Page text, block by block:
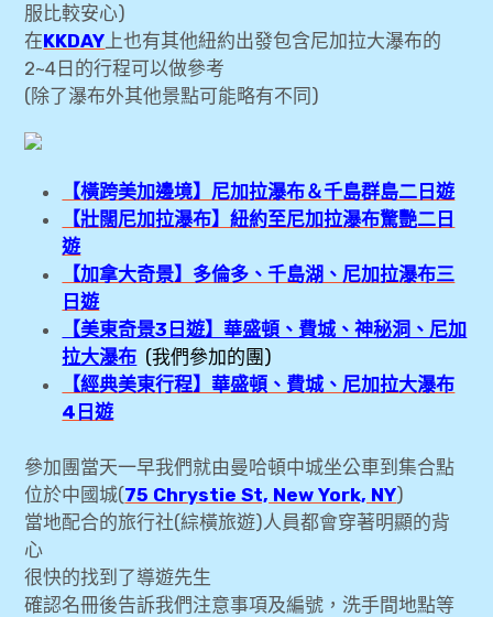
[美東3日遊] 華盛頓、費城、神秘洞、尼加
拉大瀑布 (第三天)
東南亞旅遊
child
menu
網站地圖 child
menu
歐洲旅遊 menu
服比較安心)
在KKDAY上也有其他紐約出發包含尼加拉大瀑布的
2~4日的行程可以做參考
(除了瀑布外其他景點可能略有不同)
【橫跨美加邊境】尼加拉瀑布＆千島群島二日遊
【壯闊尼加拉瀑布】紐約至尼加拉瀑布驚艷二日
遊
【加拿大奇景】多倫多、千島湖、尼加拉瀑布三
日遊
【美東奇景3日遊】華盛頓、費城、神秘洞、尼加
拉大瀑布 (我們參加的團)
【經典美東行程】華盛頓、費城、尼加拉大瀑布
4日遊
參加團當天一早我們就由曼哈頓中城坐公車到集合點
位於中國城(75 Chrystie St, New York, NY)
當地配合的旅行社(綜橫旅遊)人員都會穿著明顯的背
心
很快的找到了導遊先生
確認名冊後告訴我們注意事項及編號，洗手間地點等